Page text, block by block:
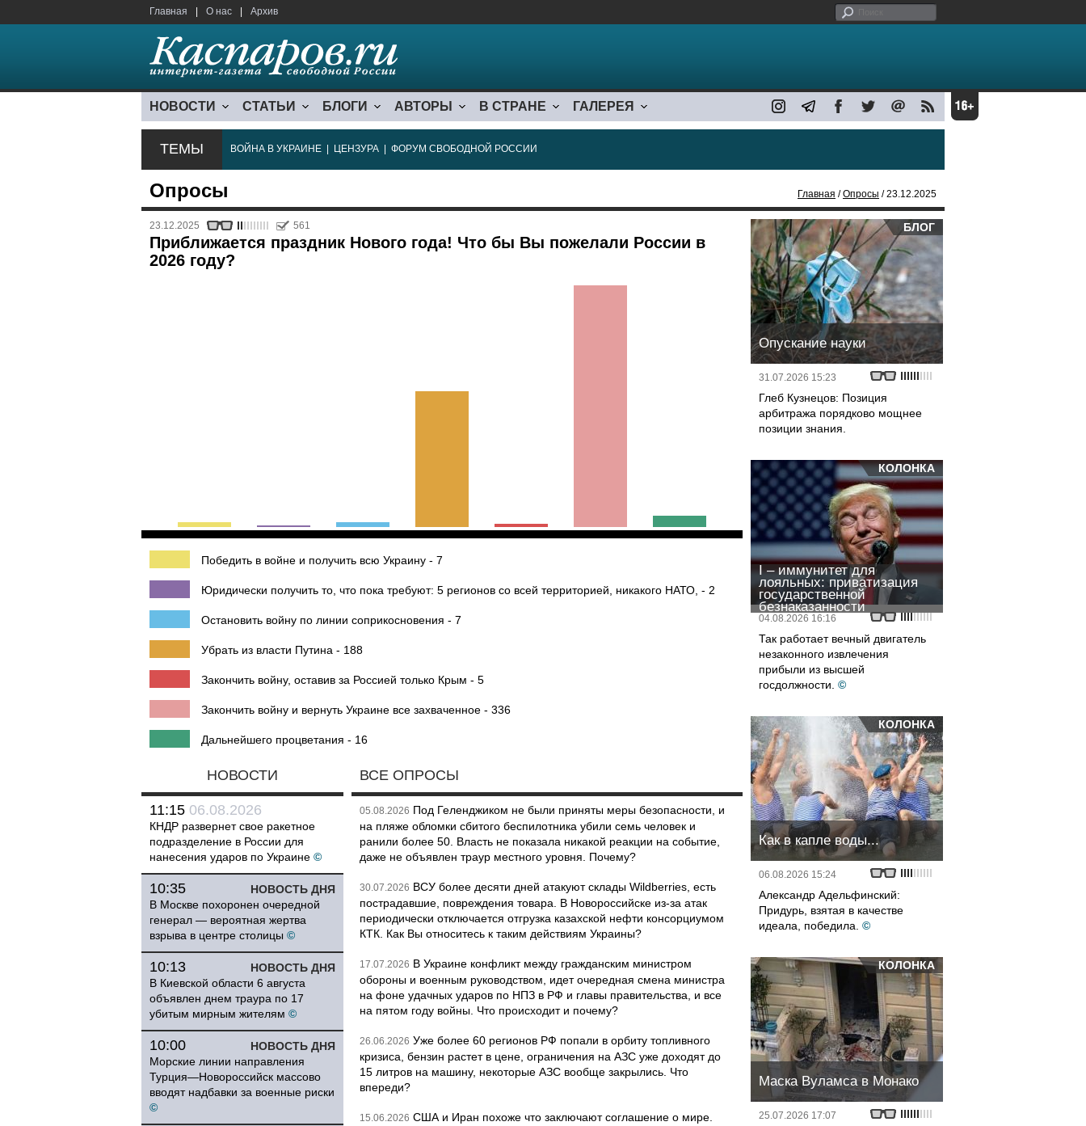
Главная О нас Архив
НОВОСТИ СТАТЬИ БЛОГИ АВТОРЫ В СТРАНЕ ГАЛЕРЕЯ
ТЕМЫ ВОЙНА В УКРАИНЕ ЦЕНЗУРА ФОРУМ СВОБОДНОЙ РОССИИ
Опросы Главная /Опросы / 23.12.2025
23.12.2025 561
Приближается праздник Нового года! Что бы Вы пожелали России в
2026 году?
Победить в войне и получить всю Украину - 7
Юридически получить то, что пока требуют: 5 регионов со всей территорией, никакого НАТО, - 2
Остановить войну по линии соприкосновения - 7
Убрать из власти Путина - 188
Закончить войну, оставив за Россией только Крым - 5
Закончить войну и вернуть Украине все захваченное - 336
Дальнейшего процветания - 16
НОВОСТИ
11:15 06.08.2026
КНДР развернет свое ракетное
подразделение в России для
нанесения ударов по Украине ©
НОВОСТЬ ДНЯ
10:35
В Москве похоронен очередной
генерал — вероятная жертва
взрыва в центре столицы ©
НОВОСТЬ ДНЯ
10:13
В Киевской области 6 августа
объявлен днем траура по 17
убитым мирным жителям ©
НОВОСТЬ ДНЯ
10:00
Морские линии направления
Турция—Новороссийск массово
вводят надбавки за военные риски
©
ВСЕ ОПРОСЫ
05.08.2026 Под Геленджиком не были приняты меры безопасности, и
на пляже обломки сбитого беспилотника убили семь человек и
ранили более 50. Власть не показала никакой реакции на событие,
даже не объявлен траур местного уровня. Почему?
30.07.2026 ВСУ более десяти дней атакуют склады Wildberries, есть
пострадавшие, повреждения товара. В Новороссийске из-за атак
периодически отключается отгрузка казахской нефти консорциумом
КТК. Как Вы относитесь к таким действиям Украины?
17.07.2026 В Украине конфликт между гражданским министром
обороны и военным руководством, идет очередная смена министра
на фоне удачных ударов по НПЗ в РФ и главы правительства, и все
на пятом году войны. Что происходит и почему?
26.06.2026 Уже более 60 регионов РФ попали в орбиту топливного
кризиса, бензин растет в цене, ограничения на АЗС уже доходят до
15 литров на машину, некоторые АЗС вообще закрылись. Что
впереди?
15.06.2026 США и Иран похоже что заключают соглашение о мире.
БЛОГ
Опускание науки
31.07.2026 15:23
Глеб Кузнецов: Позиция
арбитража порядково мощнее
позиции знания.
КОЛОНКА
I – иммунитет для
лояльных: приватизация
государственной
безнаказанности
04.08.2026 16:16
Так работает вечный двигатель
незаконного извлечения
прибыли из высшей
госдолжности. ©
КОЛОНКА
Как в капле воды...
06.08.2026 15:24
Александр Адельфинский:
Придурь, взятая в качестве
идеала, победила. ©
КОЛОНКА
Маска Вуламса в Монако
25.07.2026 17:07